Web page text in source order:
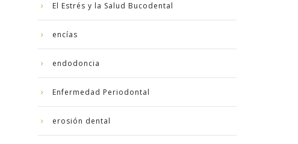
El Estrés y la Salud Bucodental
encías
endodoncia
Enfermedad Periodontal
erosión dental